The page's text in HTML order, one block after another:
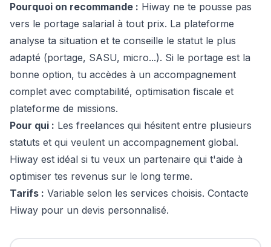
Pourquoi on recommande : Hiway ne te pousse pas
vers le portage salarial à tout prix. La plateforme
analyse ta situation et te conseille le statut le plus
adapté (portage, SASU, micro...). Si le portage est la
bonne option, tu accèdes à un accompagnement
complet avec comptabilité, optimisation fiscale et
plateforme de missions.
Pour qui : Les freelances qui hésitent entre plusieurs
statuts et qui veulent un accompagnement global.
Hiway est idéal si tu veux un partenaire qui t'aide à
optimiser tes revenus sur le long terme.
Tarifs : Variable selon les services choisis. Contacte
Hiway pour un devis personnalisé.